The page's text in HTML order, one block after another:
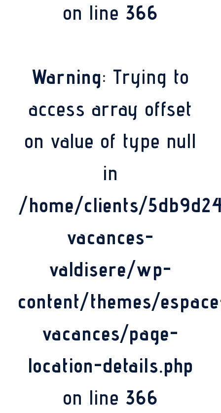
on line 366
Warning: Trying to
access array offset
on value of type null
in
/home/clients/
vacances-
valdisere/wp-
content/themes/
vacances/page-
location-details.php
on line 366